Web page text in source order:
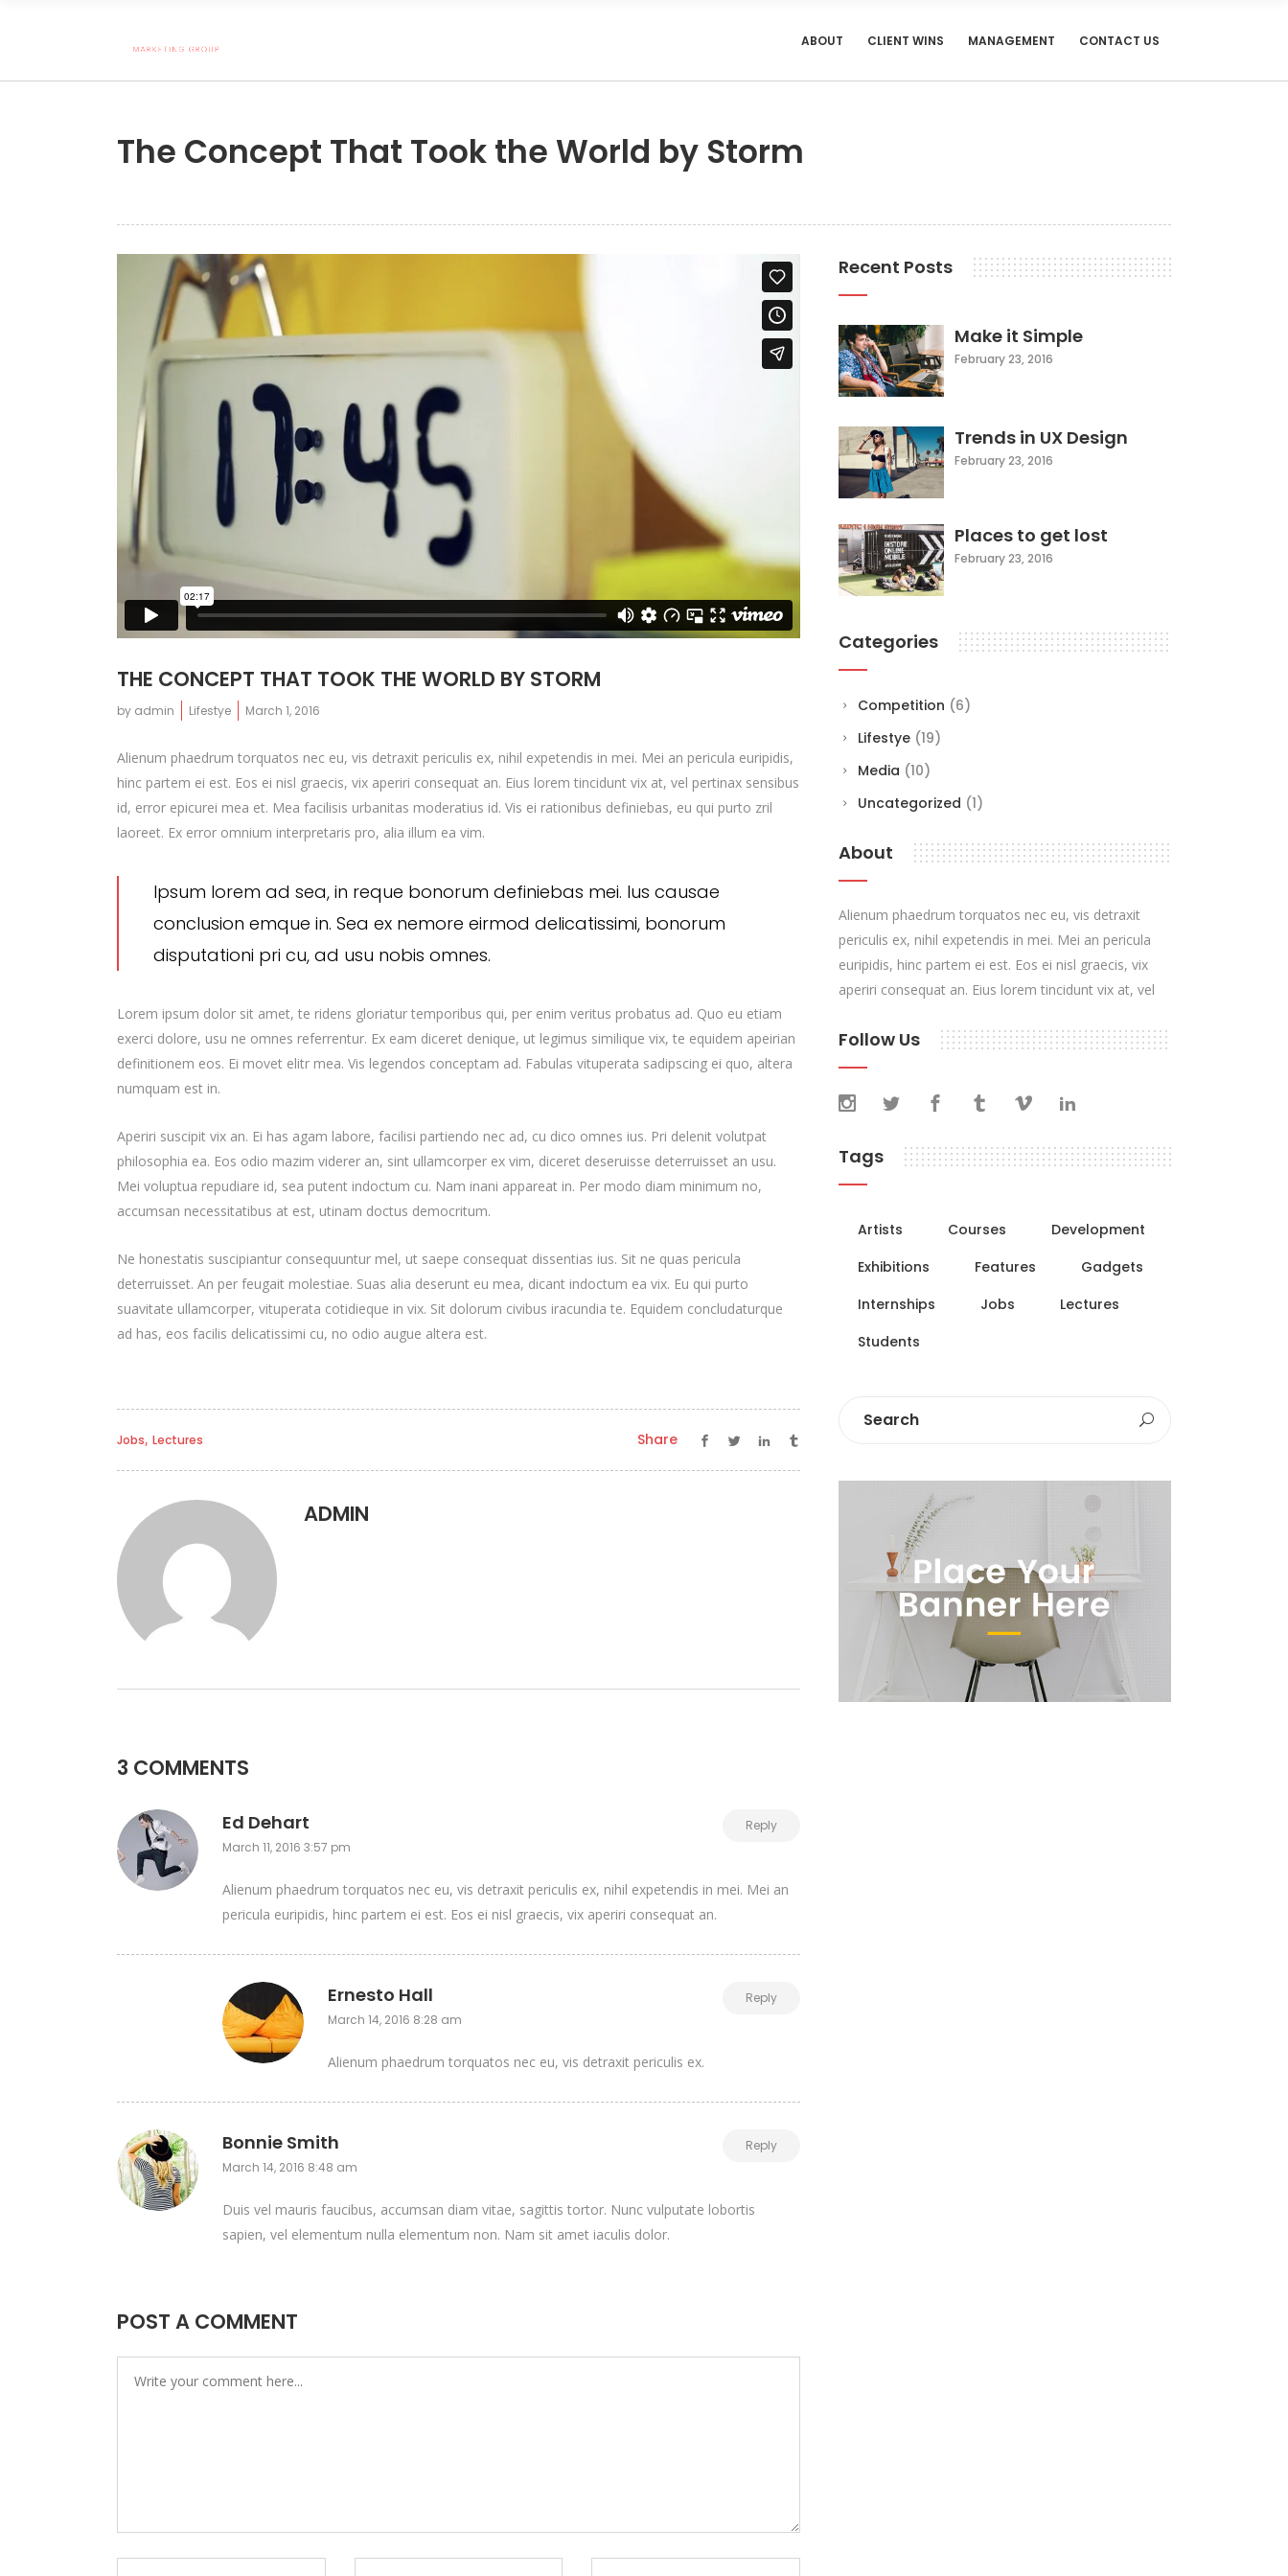
ABOUT CLIENT WINS MANAGEMENT CONTACT US
The Concept That Took the World by Storm
THE CONCEPT THAT TOOK THE WORLD BY STORM
by admin Lifestye March 1, 2016
Alienum phaedrum torquatos nec eu, vis detraxit periculis ex, nihil expetendis in mei. Mei an pericula euripidis,
hinc partem ei est. Eos ei nisl graecis, vix aperiri consequat an. Eius lorem tincidunt vix at, vel pertinax sensibus
id, error epicurei mea et. Mea facilisis urbanitas moderatius id. Vis ei rationibus definiebas, eu qui purto zril
laoreet. Ex error omnium interpretaris pro, alia illum ea vim.
Ipsum lorem ad sea, in reque bonorum definiebas mei. Ius causae
conclusion emque in. Sea ex nemore eirmod delicatissimi, bonorum
disputationi pri cu, ad usu nobis omnes.
Lorem ipsum dolor sit amet, te ridens gloriatur temporibus qui, per enim veritus probatus ad. Quo eu etiam
exerci dolore, usu ne omnes referrentur. Ex eam diceret denique, ut legimus similique vix, te equidem apeirian
definitionem eos. Ei movet elitr mea. Vis legendos conceptam ad. Fabulas vituperata sadipscing ei quo, altera
numquam est in.
Aperiri suscipit vix an. Ei has agam labore, facilisi partiendo nec ad, cu dico omnes ius. Pri delenit volutpat
philosophia ea. Eos odio mazim viderer an, sint ullamcorper ex vim, diceret deseruisse deterruisset an usu.
Mei voluptua repudiare id, sea putent indoctum cu. Nam inani appareat in. Per modo diam minimum no,
accumsan necessitatibus at est, utinam doctus democritum.
Ne honestatis suscipiantur consequuntur mel, ut saepe consequat dissentias ius. Sit ne quas pericula
deterruisset. An per feugait molestiae. Suas alia deserunt eu mea, dicant indoctum ea vix. Eu qui purto
suavitate ullamcorper, vituperata cotidieque in vix. Sit dolorum civibus iracundia te. Equidem concludaturque
ad has, eos facilis delicatissimi cu, no odio augue altera est.
Jobs, Lectures Share
ADMIN
3 COMMENTS
Ed Dehart
Reply
March 11, 2016 3:57 pm
Alienum phaedrum torquatos nec eu, vis detraxit periculis ex, nihil expetendis in mei. Mei an
pericula euripidis, hinc partem ei est. Eos ei nisl graecis, vix aperiri consequat an.
Ernesto Hall
Reply
March 14, 2016 8:28 am
Alienum phaedrum torquatos nec eu, vis detraxit periculis ex.
Bonnie Smith
Reply
March 14, 2016 8:48 am
Duis vel mauris faucibus, accumsan diam vitae, sagittis tortor. Nunc vulputate lobortis
sapien, vel elementum nulla elementum non. Nam sit amet iaculis dolor.
POST A COMMENT
Recent Posts
Make it Simple
February 23, 2016
Trends in UX Design
February 23, 2016
Places to get lost
February 23, 2016
Categories
Competition (6)
Lifestye (19)
Media (10)
Uncategorized (1)
About
Alienum phaedrum torquatos nec eu, vis detraxit
periculis ex, nihil expetendis in mei. Mei an pericula
euripidis, hinc partem ei est. Eos ei nisl graecis, vix
aperiri consequat an. Eius lorem tincidunt vix at, vel
Follow Us
Tags
Artists Courses
Development
Exhibitions
Features
Gadgets
Internships
Jobs
Lectures
Students